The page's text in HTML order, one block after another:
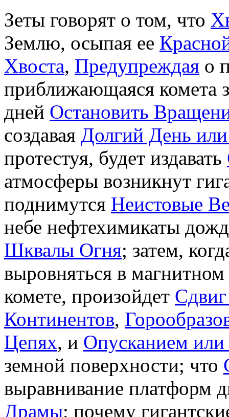
Зеты говорят о том, что
Землю, осыпая ее
Хвоста, Предупреждая о
приближающаяся комета
дней Остановить
создавая Долгий День
протестуя, будет издавать
атмосферы возникнут
поднимутся Неистовые
небе нефтехимикаты
Шквалы Огня; затем,
выровняться в
комете, произойдет
Континентов,
Цепях, и Опусканием
земной поверхности; что
выравнивание платформ
Драмы; почему